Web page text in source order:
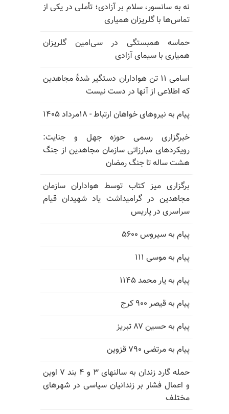
نه به سانسور، سلام بر آزادی؛ تأملی در یکی از
تماس‌ها با گلریزان همیاری
حماسه همبستگی در سی‌امین گلریزان
همیاری با سیمای آزادی
اسامی ۱۱ تن هواداران دستگیر شدهٔ مجاهدین
که اطلاعی از آنها در دست نیست
پیام به نیروهای خواهان ارتباط - ۱۸مرداد ۱۴۰۵
خبرگزاری رسمی حوزه جهل و جنایت:
رویکردهای مبارزاتی سازمان مجاهدین از جنگ
هشت ساله تا جنگ رمضان
برگزاری میز کتاب توسط هواداران سازمان
مجاهدین در گرامیداشت یاد شهیدان قیام
سراسری در پاریس
پیام به سیروس ۵۶۰۰
پیام به موسی ۱۱۱
پیام به یار محمد ۱۱۴۵
پیام به قیصر ۹۰۰ کرج
پیام به حسین ۸۷ تبریز
پیام به مرتضی ۷۹۰ قزوین
حمله گارد زندان به سالنهای ۳ و ۴ بند ۷ اوین
و اعمال فشار بر زندانیان سیاسی در شهرهای
مختلف